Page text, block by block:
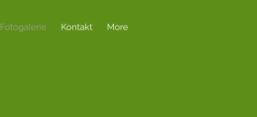
Fotogalerie Kontakt More